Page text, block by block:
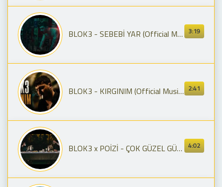
3:19
BLOK3 - SEBEBİ YAR (Official Music Video)
2:41
BLOK3 - KIRGINIM (Official Music Video) 2026
4:02
BLOK3 x POİZİ - ÇOK GÜZEL GÜLÜYORSUN (Official Music Video)